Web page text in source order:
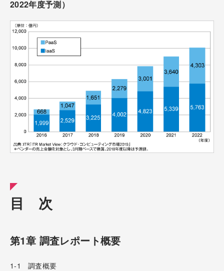
2022年度予測）
目 次
第1章 調査レポート概要
1-1 調査概要